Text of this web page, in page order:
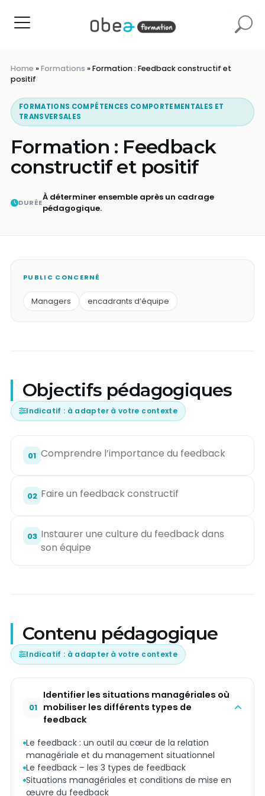
Home »Formations »Formation : Feedback constructif et
positif​
FORMATIONS COMPÉTENCES COMPORTEMENTALES ET
TRANSVERSALES
Formation : Feedback
constructif et positif​
DURÉEÀ déterminer ensemble après un cadrage
pédagogique.
PUBLIC CONCERNÉ
Managers encadrants d’équipe
Objectifs pédagogiques
Indicatif : à adapter à votre contexte
01 Comprendre l’importance du feedback
02 Faire un feedback constructif
03 Instaurer une culture du feedback dans
son équipe
Contenu pédagogique
Indicatif : à adapter à votre contexte
01
Identifier les situations managériales où
mobiliser les différents types de
feedback
Le feedback : un outil au cœur de la relation
managériale et du management situationnel
Le feedback – les 3 types de feedback
Situations managériales et conditions de mise en
œuvre du feedback